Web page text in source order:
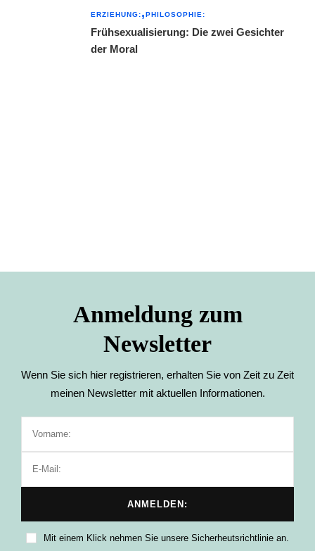
ERZIEHUNG: PHILOSOPHIE:
Frühsexualisierung: Die zwei Gesichter
der Moral
Anmeldung zum
Newsletter
Wenn Sie sich hier registrieren, erhalten Sie von Zeit zu Zeit
meinen Newsletter mit aktuellen Informationen.
Mit einem Klick nehmen Sie unsere Sicherheutsrichtlinie an.